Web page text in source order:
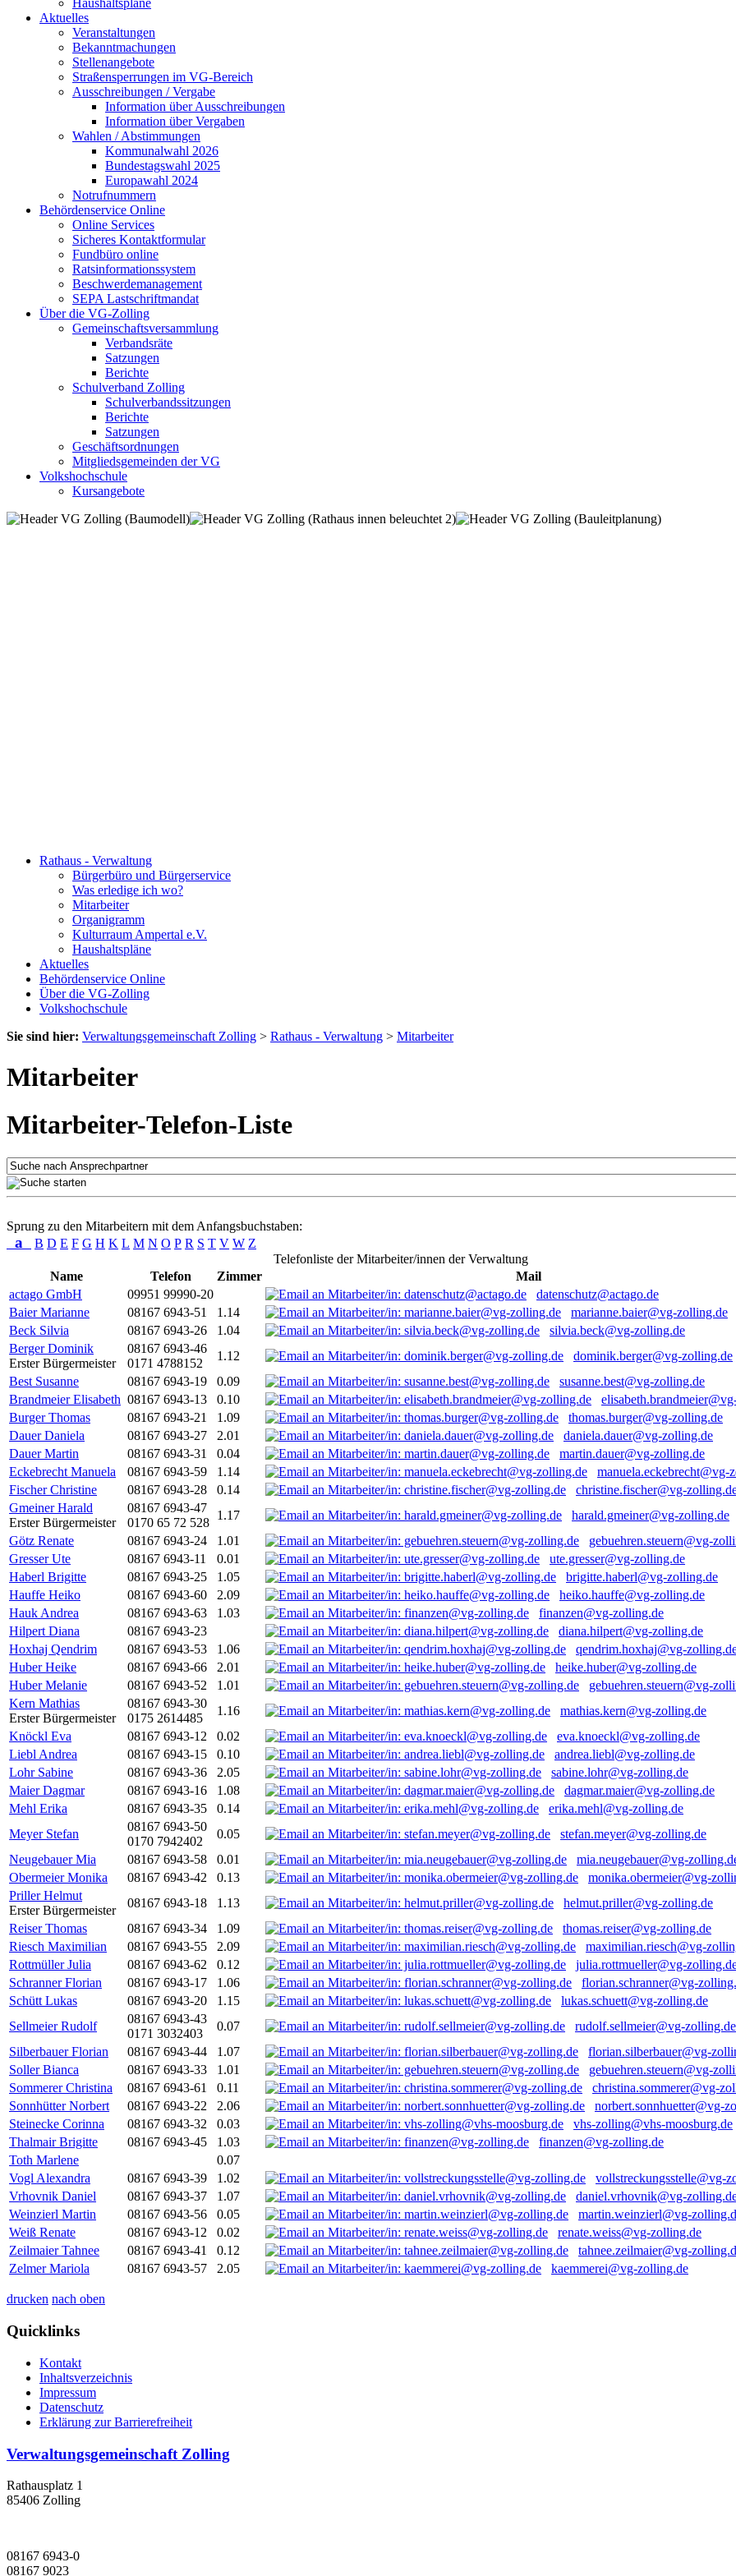
Haushaltspläne
Aktuelles
Veranstaltungen
Bekanntmachungen
Stellenangebote
Straßensperrungen im VG-Bereich
Ausschreibungen / Vergabe
Information über Ausschreibungen
Information über Vergaben
Wahlen / Abstimmungen
Kommunalwahl 2026
Bundestagswahl 2025
Europawahl 2024
Notrufnummern
Behördenservice Online
Online Services
Sicheres Kontaktformular
Fundbüro online
Ratsinformationssystem
Beschwerdemanagement
SEPA Lastschriftmandat
Über die VG-Zolling
Gemeinschaftsversammlung
Verbandsräte
Satzungen
Berichte
Schulverband Zolling
Schulverbandssitzungen
Berichte
Satzungen
Geschäftsordnungen
Mitgliedsgemeinden der VG
Volkshochschule
Kursangebote
Rathaus - Verwaltung
Bürgerbüro und Bürgerservice
Was erledige ich wo?
Mitarbeiter
Organigramm
Kulturraum Ampertal e.V.
Haushaltspläne
Aktuelles
Behördenservice Online
Über die VG-Zolling
Volkshochschule
Sie sind hier: Verwaltungsgemeinschaft Zolling > Rathaus - Verwaltung > Mitarbeiter
Mitarbeiter
Mitarbeiter-Telefon-Liste
Sprung zu den Mitarbeitern mit dem Anfangsbuchstaben:
a B D E F G H K L M N O P R S T V W Z
Telefonliste der Mitarbeiter/innen der Verwaltung
Name
Telefon Zimmer
Mail
actago GmbH
09951 99990-20
datenschutz@actago.de
Baier Marianne
08167 6943-51 1.14
marianne.baier@vg-zolling.de
Beck Silvia
08167 6943-26 1.04
silvia.beck@vg-zolling.de
Berger Dominik
Erster Bürgermeister
08167 6943-46
0171 4788152
1.12
dominik.berger@vg-zolling.de
Best Susanne
08167 6943-19 0.09
susanne.best@vg-zolling.de
Brandmeier Elisabeth 08167 6943-13 0.10
Burger Thomas
08167 6943-21 1.09
thomas.burger@vg-zolling.de
Dauer Daniela
08167 6943-27 2.01
daniela.dauer@vg-zolling.de
Dauer Martin
08167 6943-31 0.04
martin.dauer@vg-zolling.de
Eckebrecht Manuela
08167 6943-59 1.14
manuela.eckebrecht@vg-
Fischer Christine
08167 6943-28 0.14
christine.fischer@vg-
Gmeiner Harald
Erster Bürgermeister
08167 6943-47
0170 65 72 528
1.17
harald.gmeiner@vg-zolling.de
Götz Renate
08167 6943-24 1.01
gebuehren.steuern@vg-
Gresser Ute
08167 6943-11 0.01
ute.gresser@vg-zolling.de
Haberl Brigitte
08167 6943-25 1.05
brigitte.haberl@vg-zolling.de
Hauffe Heiko
08167 6943-60 2.09
heiko.hauffe@vg-zolling.de
Hauk Andrea
08167 6943-63 1.03
finanzen@vg-zolling.de
Hilpert Diana
08167 6943-23
diana.hilpert@vg-zolling.de
Hoxhaj Qendrim
08167 6943-53 1.06
qendrim.hoxhaj@vg-
Huber Heike
08167 6943-66 2.01
heike.huber@vg-zolling.de
Huber Melanie
08167 6943-52 1.01
gebuehren.steuern@vg-
Kern Mathias
Erster Bürgermeister
08167 6943-30
0175 2614485
1.16
mathias.kern@vg-zolling.de
Knöckl Eva
08167 6943-12 0.02
eva.knoeckl@vg-zolling.de
Liebl Andrea
08167 6943-15 0.10
andrea.liebl@vg-zolling.de
Lohr Sabine
08167 6943-36 2.05
sabine.lohr@vg-zolling.de
Maier Dagmar
08167 6943-16 1.08
dagmar.maier@vg-zolling.de
Mehl Erika
08167 6943-35 0.14
erika.mehl@vg-zolling.de
Meyer Stefan
08167 6943-50
0170 7942402
0.05
stefan.meyer@vg-zolling.de
Neugebauer Mia
08167 6943-58 0.01
mia.neugebauer@vg-
Obermeier Monika
08167 6943-42 0.13
monika.obermeier@vg-
Priller Helmut
Erster Bürgermeister
08167 6943-18 1.13
helmut.priller@vg-zolling.de
Reiser Thomas
08167 6943-34 1.09
thomas.reiser@vg-zolling.de
Riesch Maximilian
08167 6943-55 2.09
maximilian.riesch@vg-
Rottmüller Julia
08167 6943-62 0.12
julia.rottmueller@vg-
Schranner Florian
08167 6943-17 1.06
florian.schranner@vg-
Schütt Lukas
08167 6943-20 1.15
lukas.schuett@vg-zolling.de
Sellmeier Rudolf
08167 6943-43
0171 3032403
0.07
rudolf.sellmeier@vg-zolling.de
Silberbauer Florian
08167 6943-44 1.07
florian.silberbauer@vg-
Soller Bianca
08167 6943-33 1.01
gebuehren.steuern@vg-
Sommerer Christina
08167 6943-61 0.11
christina.sommerer@vg-
Sonnhütter Norbert
08167 6943-22 2.06
norbert.sonnhuetter@vg-
Steinecke Corinna
08167 6943-32 0.03
vhs-zolling@vhs-moosburg.de
Thalmair Brigitte
08167 6943-45 1.03
finanzen@vg-zolling.de
Toth Marlene
0.07
Vogl Alexandra
08167 6943-39 1.02
vollstreckungsstelle@vg-
Vrhovnik Daniel
08167 6943-37 1.07
daniel.vrhovnik@vg-
Weinzierl Martin
08167 6943-56 0.05
martin.weinzierl@vg-
Weiß Renate
08167 6943-12 0.02
renate.weiss@vg-zolling.de
Zeilmaier Tahnee
08167 6943-41 0.12
tahnee.zeilmaier@vg-
Zelmer Mariola
08167 6943-57 2.05 kaemmerei@vg-zolling.de
drucken nach oben
Quicklinks
Kontakt
Inhaltsverzeichnis
Impressum
Datenschutz
Erklärung zur Barrierefreiheit
Verwaltungsgemeinschaft Zolling
Rathausplatz 1
85406 Zolling
08167 6943-0
08167 9023